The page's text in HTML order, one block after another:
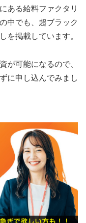
ある給料ファクタリ
中でも、超ブラック
を掲載しています。
が可能になるので、
に申し込んでみまし